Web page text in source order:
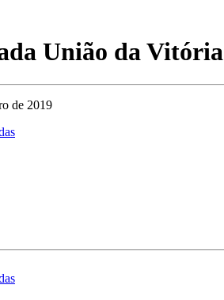
União da Vitória
de 2019